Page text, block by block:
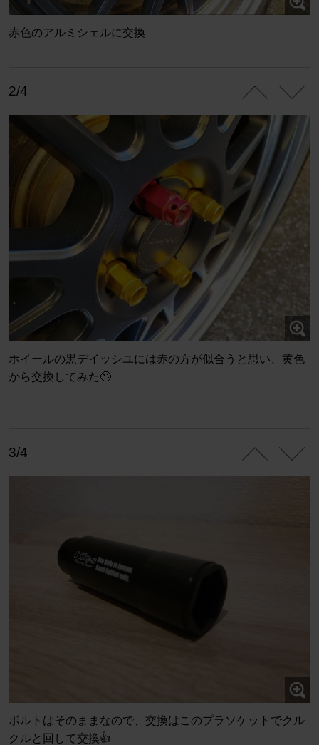
赤色のアルミシェルに交換
2/4
ホイールの黒デイッシユには赤の方が似合うと思い、黄色
から交換してみた🙄
3/4
ボルトはそのままなので、交換はこのプラソケットでクル
クルと回して交換👍